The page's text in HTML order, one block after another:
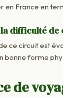
en France en
difficulté de
ce circuit est
bonne forme
de